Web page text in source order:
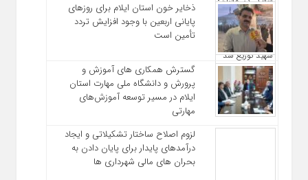
ذخایر خون استان ایلام برای روزهای
پایانی اربعین با وجود افزایش تردد
تأمین است
گسترش همکاری‌ های آموزش و
پرورش و دانشگاه ملی مهارت استان
ایلام در مسیر توسعه آموزش‌های
مهارتی
لزوم اصلاح ساختار تشکیلاتی و ایجاد
درآمدهای پایدار برای پایان دادن به
بحران‌ های مالی شهرداری‌ ها